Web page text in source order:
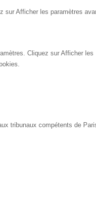
sur Afficher les paramètres
Cliquez sur Afficher les
tribunaux compétents de